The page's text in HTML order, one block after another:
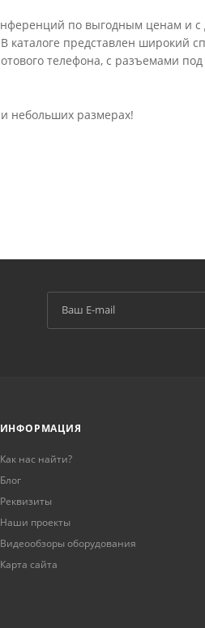
ИНФОРМАЦИЯ
Как нас найти?
Блог
Реквизиты
Наши проекты
Видеообзоры оборудования
Карта сайта